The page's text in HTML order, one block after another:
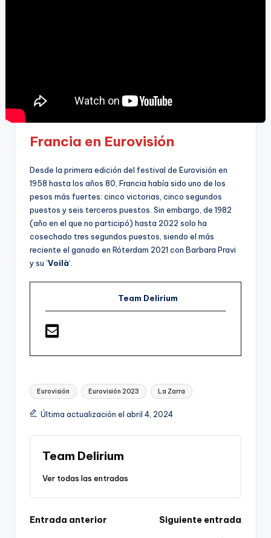
Francia en Eurovisión
Desde la primera edición del festival de Eurovisión en
1958 hasta los años 80, Francia había sido uno de los
pesos más fuertes: cinco victorias, cinco segundos
puestos y seis terceros puestos. Sin embargo, de 1982
(año en el que no participó) hasta 2022 solo ha
cosechado tres segundos puestos, siendo el más
reciente el ganado en Róterdam 2021 con Barbara Pravi
y su ‘Voilà‘.
Team Delirium
Etiquetas:
Eurovisión Eurovisión 2023 La Zarra
Última actualización el abril 4, 2024
Team Delirium
Ver todas las entradas
Navegación
Entrada anterior
Siguiente entrada